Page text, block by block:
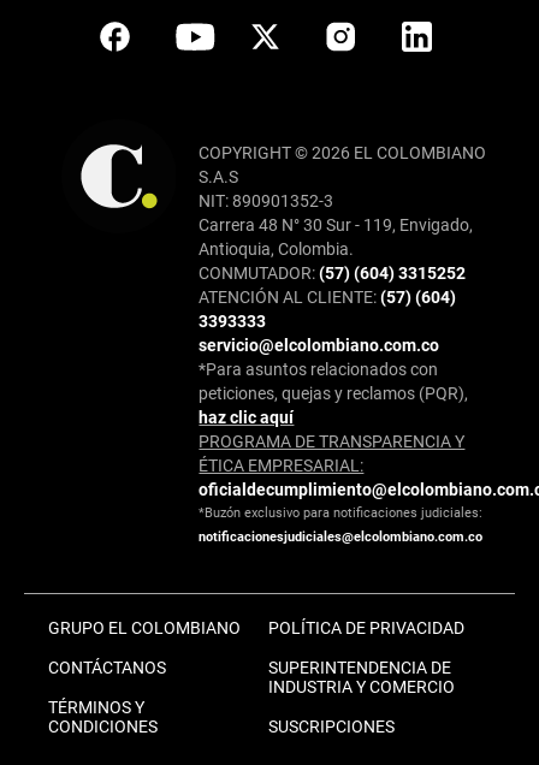
COPYRIGHT © 2026 EL COLOMBIANO
S.A.S
NIT: 890901352-3
Carrera 48 N° 30 Sur - 119, Envigado,
Antioquia, Colombia.
CONMUTADOR:(57) (604) 3315252
ATENCIÓN AL CLIENTE:(57) (604)
3393333
servicio@elcolombiano.com.co
*Para asuntos relacionados con
peticiones, quejas y reclamos (PQR),
haz clic aquí
PROGRAMA DE TRANSPARENCIA Y
ÉTICA EMPRESARIAL:
*Buzón exclusivo para notificaciones judiciales:
notificacionesjudiciales@elcolombiano.com.co
GRUPO EL COLOMBIANO
CONTÁCTANOS
TÉRMINOS Y
CONDICIONES
POLÍTICA DE PRIVACIDAD
SUPERINTENDENCIA DE
INDUSTRIA Y COMERCIO
SUSCRIPCIONES